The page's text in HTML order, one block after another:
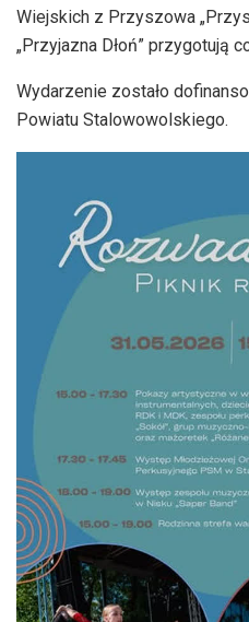
Wiejskich z Przyszowa
„Przyjazna Dłoń” przygotują
Wydarzenie zostało
Powiatu Stalowowolskiego.